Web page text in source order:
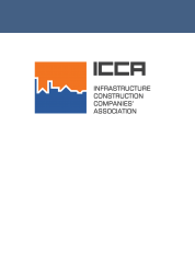
to
content